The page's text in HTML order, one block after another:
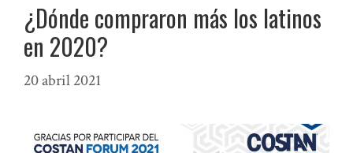
¿Dónde compraron más los latinos
en 2020?
20 abril 2021